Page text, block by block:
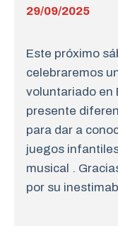
29/09/2025
Este próximo
celebraremos
voluntariado en
presente
para dar a
juegos
musical .
por su